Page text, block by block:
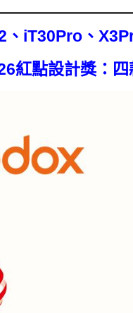
、iT30Pro、
紅點設計獎：